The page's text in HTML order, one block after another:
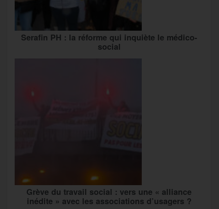
Serafin PH : la réforme qui inquiète le médico-
social
Grève du travail social : vers une « alliance
inédite » avec les associations d’usagers ?